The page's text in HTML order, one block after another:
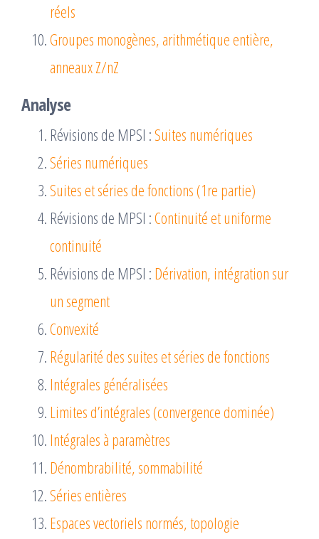
réels
Groupes monogènes, arithmétique entière,
anneaux Z/nZ
Analyse
Révisions de MPSI : Suites numériques
Séries numériques
Suites et séries de fonctions (1re partie)
Révisions de MPSI :Continuité et uniforme
continuité
Révisions de MPSI : Dérivation, intégration sur
un segment
Convexité
Régularité des suites et séries de fonctions
Intégrales généralisées
Limites d’intégrales (convergence dominée)
Intégrales à paramètres
Dénombrabilité, sommabilité
Séries entières
Espaces vectoriels normés, topologie